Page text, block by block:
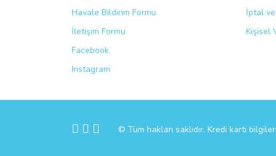
Havale Bildirim Formu
İletişim Formu
Facebook
Instagram
İptal
Kişisel
© Tüm hakları saklıdır. Kredi kartı